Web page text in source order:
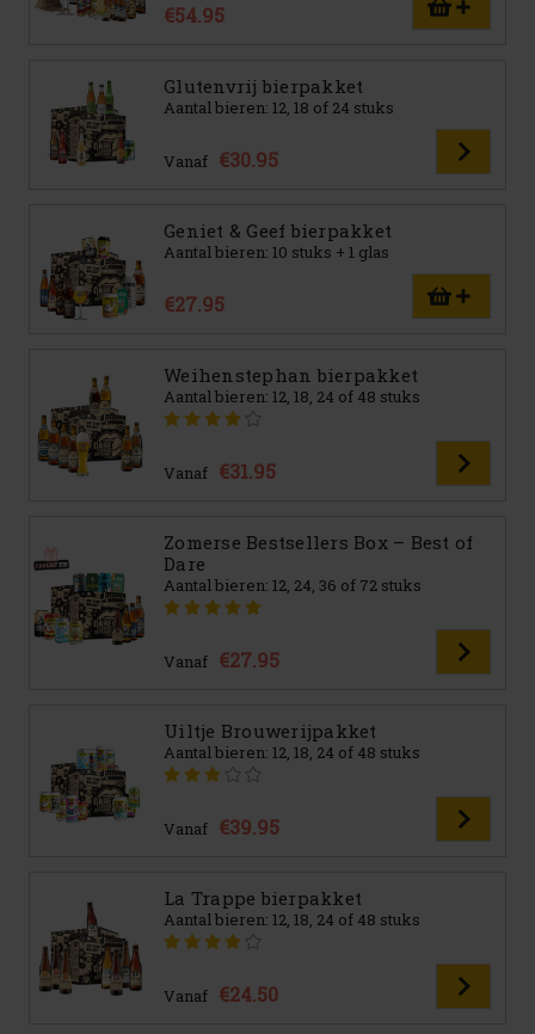
€54.95
Glutenvrij bierpakket
Aantal bieren: 12, 18 of 24 stuks
Vanaf €30.95
Geniet & Geef bierpakket
Aantal bieren: 10 stuks + 1 glas
€27.95
Weihenstephan bierpakket
Aantal bieren: 12, 18, 24 of 48 stuks
Vanaf €31.95
Zomerse Bestsellers Box – Best of
Dare
Aantal bieren: 12, 24, 36 of 72 stuks
Vanaf €27.95
Uiltje Brouwerijpakket
Aantal bieren: 12, 18, 24 of 48 stuks
Vanaf €39.95
La Trappe bierpakket
Aantal bieren: 12, 18, 24 of 48 stuks
Vanaf €24.50